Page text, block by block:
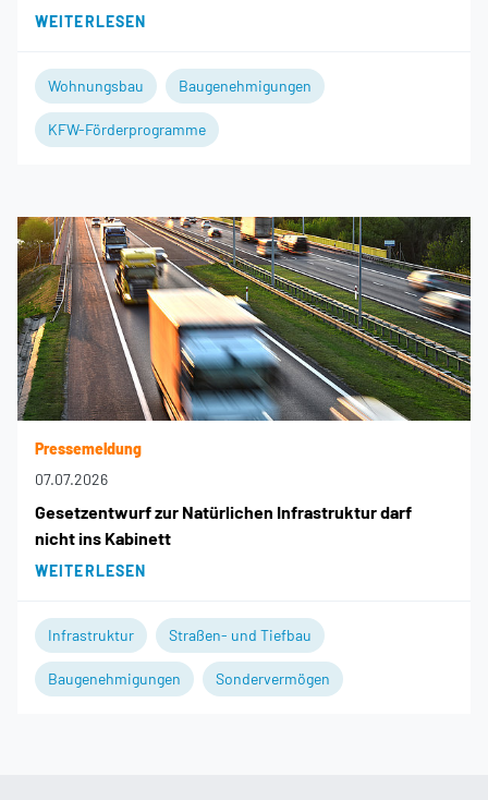
WEITERLESEN
Wohnungsbau Baugenehmigungen
KFW-Förderprogramme
Pressemeldung
07.07.2026
Gesetzentwurf zur Natürlichen Infrastruktur darf
nicht ins Kabinett
WEITERLESEN
Infrastruktur Straßen- und Tiefbau
Baugenehmigungen Sondervermögen